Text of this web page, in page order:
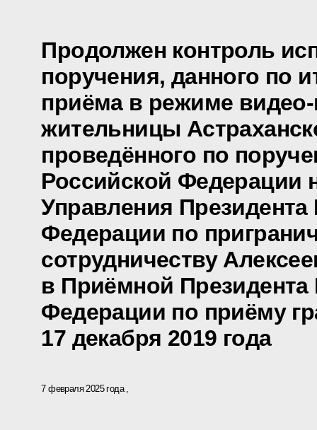
Продолжен контроль
поручения, данного по
приёма в режиме
жительницы
проведённого по
Российской Федерации
Управления Президента
Федерации по
сотрудничеству
в Приёмной Президента
Федерации по приёму
17 декабря 2019 года
7 февраля 2025 года